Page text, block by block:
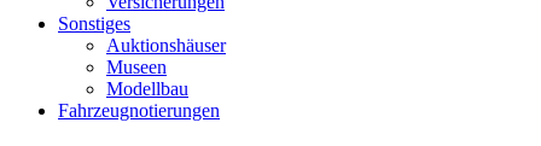
Sonstiges
Auktionshäuser
Museen
Modellbau
Fahrzeugnotierungen